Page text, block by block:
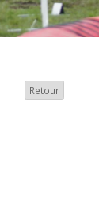
Retour